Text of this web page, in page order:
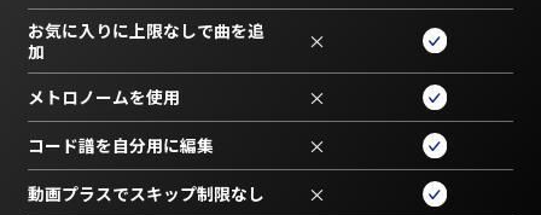
お気に入りに上限なしで曲を追
加
×
メトロノームを使用 ×
コード譜を自分用に編集 ×
動画プラスでスキップ制限なし ×